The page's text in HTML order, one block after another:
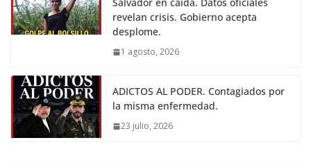
Salvador en caída. Datos oficiales
revelan crisis. Gobierno acepta
desplome.
1 agosto, 2026
ADICTOS AL PODER. Contagiados por
la misma enfermedad.
23 julio, 2026